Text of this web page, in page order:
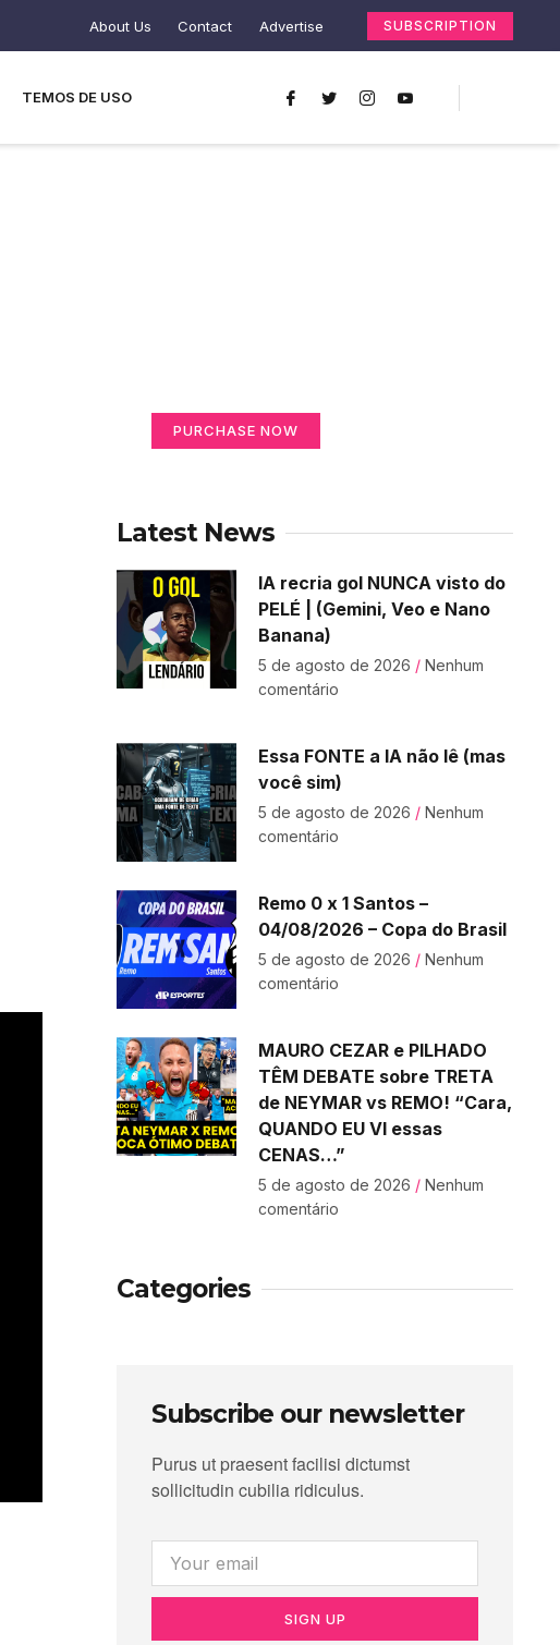
About Us Contact Advertise SUBSCRIPTION
TEMOS DE USO
PURCHASE NOW
Latest News
IA recria gol NUNCA visto do
PELÉ | (Gemini, Veo e Nano
Banana)
5 de agosto de 2026 Nenhum
comentário
Essa FONTE a IA não lê (mas
você sim)
5 de agosto de 2026 Nenhum
comentário
Remo 0 x 1 Santos –
04/08/2026 – Copa do Brasil
5 de agosto de 2026 Nenhum
comentário
MAURO CEZAR e PILHADO
TÊM DEBATE sobre TRETA
de NEYMAR vs REMO! “Cara,
QUANDO EU VI essas
CENAS…”
5 de agosto de 2026 Nenhum
comentário
Categories
Subscribe our newsletter
Purus ut praesent facilisi dictumst
sollicitudin cubilia ridiculus.
SIGN UP